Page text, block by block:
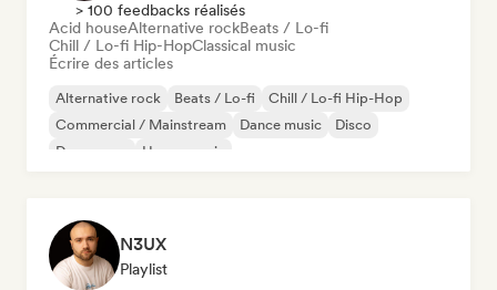
> 100 feedbacks réalisés
Acid houseAlternative rockBeats / Lo-fi
Chill / Lo-fi Hip-HopClassical music
Écrire des articles
Alternative rock Beats / Lo-fi
Chill / Lo-fi Hip-Hop
Commercial / Mainstream
Dance music
Disco
Dream pop
House music
N3UX
Playlist